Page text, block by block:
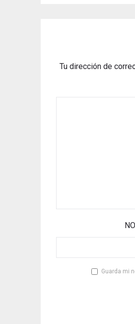
Tu dirección de
Guarda mi